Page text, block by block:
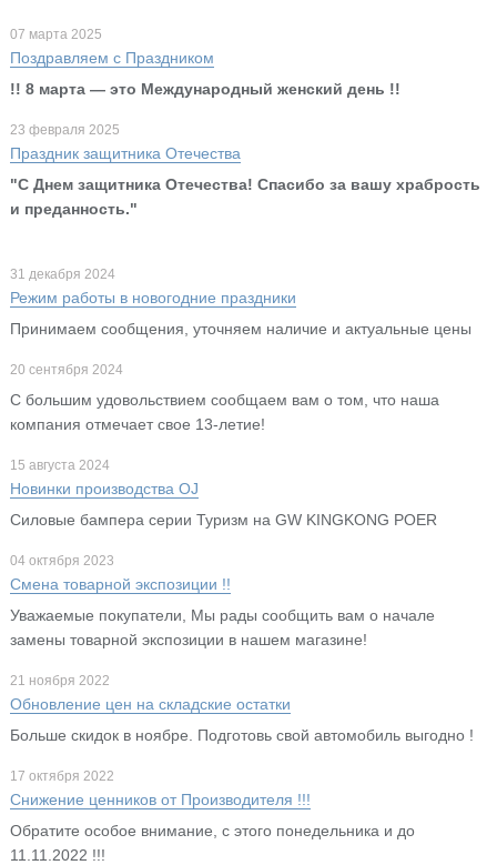
07 марта 2025
Поздравляем с Праздником
!! 8 марта — это Международный женский день !!
23 февраля 2025
Праздник защитника Отечества
"С Днем защитника Отечества! Спасибо за вашу храбрость
и преданность."
31 декабря 2024
Режим работы в новогодние праздники
Принимаем сообщения, уточняем наличие и актуальные цены
20 сентября 2024
С большим удовольствием сообщаем вам о том, что наша
компания отмечает свое 13-летие!
15 августа 2024
Новинки производства OJ
Cиловые бампера серии Туризм на GW KINGKONG POER
04 октября 2023
Смена товарной экспозиции !!
Уважаемые покупатели, Мы рады сообщить вам о начале
замены товарной экспозиции в нашем магазине!
21 ноября 2022
Обновление цен на складские остатки
Больше скидок в ноябре. Подготовь свой автомобиль выгодно !
17 октября 2022
Снижение ценников от Производителя !!!
Обратите особое внимание, с этого понедельника и до
11.11.2022 !!!